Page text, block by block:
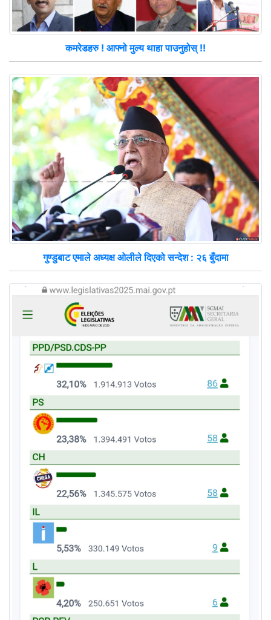
कमरेडहरु ! आफ्नो मुल्य थाहा पाउनुहोस् !!
गुण्डुबाट एमाले अध्यक्ष ओलीले दिएको सन्देश : २६ बुँदामा